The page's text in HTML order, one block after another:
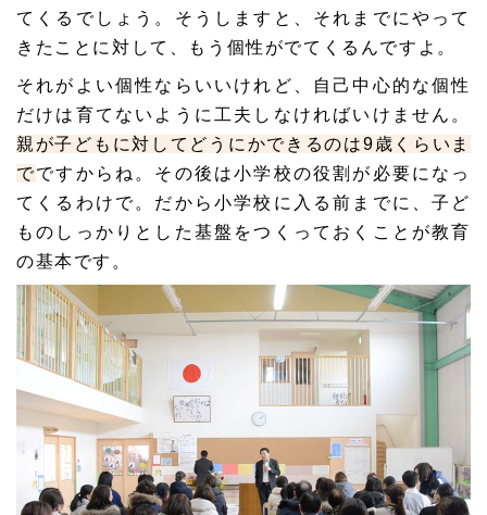
てくるでしょう。そうしますと、それまでにやって
きたことに対して、もう個性がでてくるんですよ。
それがよい個性ならいいけれど、自己中心的な個性
だけは育てないように工夫しなければいけません。
親が子どもに対してどうにかできるのは9歳くらいま
でですからね。その後は小学校の役割が必要になっ
てくるわけで。だから小学校に入る前までに、子ど
ものしっかりとした基盤をつくっておくことが教育
の基本です。